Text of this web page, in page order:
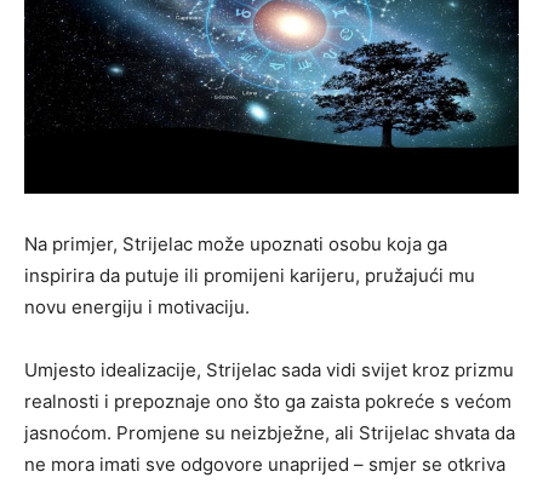
Na primjer, Strijelac može upoznati osobu koja ga
inspirira da putuje ili promijeni karijeru, pružajući mu
novu energiju i motivaciju.
Umjesto idealizacije, Strijelac sada vidi svijet kroz prizmu
realnosti i prepoznaje ono što ga zaista pokreće s većom
jasnoćom. Promjene su neizbježne, ali Strijelac shvata da
ne mora imati sve odgovore unaprijed – smjer se otkriva